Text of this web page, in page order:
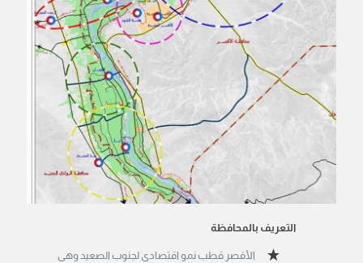
التعريف بالمحافظة
الأقصر قطب نمو اقتصادى لجنوب الصعيد وهى